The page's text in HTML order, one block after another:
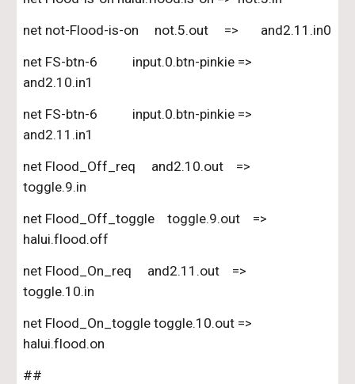
net not-Flood-is-on     not.5.out     =>       and2.11.in0
net FS-btn-6           input.0.btn-pinkie =>
and2.10.in1
net FS-btn-6           input.0.btn-pinkie =>
and2.11.in1
net Flood_Off_req     and2.10.out    =>
toggle.9.in
net Flood_Off_toggle    toggle.9.out    =>
halui.flood.off
net Flood_On_req     and2.11.out    =>
toggle.10.in
net Flood_On_toggle toggle.10.out =>
halui.flood.on
##